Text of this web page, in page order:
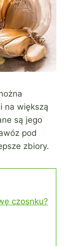
na większą
są jego
pod
zbiory.
czosnku?